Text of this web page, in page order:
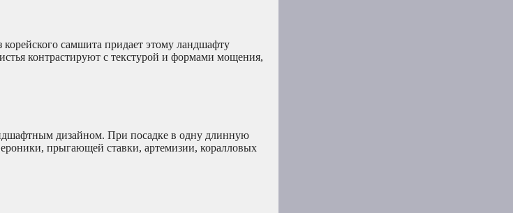
самшита придает этому ландшафту
контрастируют с текстурой и формами мощения,
дизайном. При посадке в одну длинную
прыгающей ставки, артемизии, коралловых